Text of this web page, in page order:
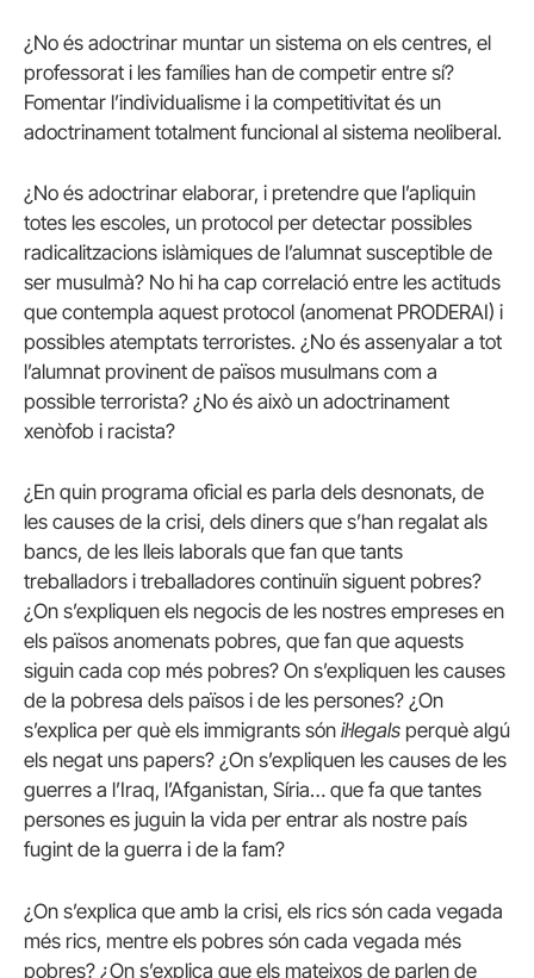
¿No és adoctrinar muntar un sistema on els centres, el
professorat i les famílies han de competir entre sí?
Fomentar l’individualisme i la competitivitat és un
adoctrinament totalment funcional al sistema neoliberal.
¿No és adoctrinar elaborar, i pretendre que l’apliquin
totes les escoles, un protocol per detectar possibles
radicalitzacions islàmiques de l’alumnat susceptible de
ser musulmà? No hi ha cap correlació entre les actituds
que contempla aquest protocol (anomenat PRODERAI) i
possibles atemptats terroristes. ¿No és assenyalar a tot
l’alumnat provinent de països musulmans com a
possible terrorista? ¿No és això un adoctrinament
xenòfob i racista?
¿En quin programa oficial es parla dels desnonats, de
les causes de la crisi, dels diners que s’han regalat als
bancs, de les lleis laborals que fan que tants
treballadors i treballadores continuïn siguent pobres?
¿On s’expliquen els negocis de les nostres empreses en
els països anomenats pobres, que fan que aquests
siguin cada cop més pobres? On s’expliquen les causes
de la pobresa dels països i de les persones? ¿On
s’explica per què els immigrants són il·legals perquè algú
els negat uns papers? ¿On s’expliquen les causes de les
guerres a l’Iraq, l’Afganistan, Síria… que fa que tantes
persones es juguin la vida per entrar als nostre país
fugint de la guerra i de la fam?
¿On s’explica que amb la crisi, els rics són cada vegada
més rics, mentre els pobres són cada vegada més
pobres? ¿On s’explica que els mateixos de parlen de